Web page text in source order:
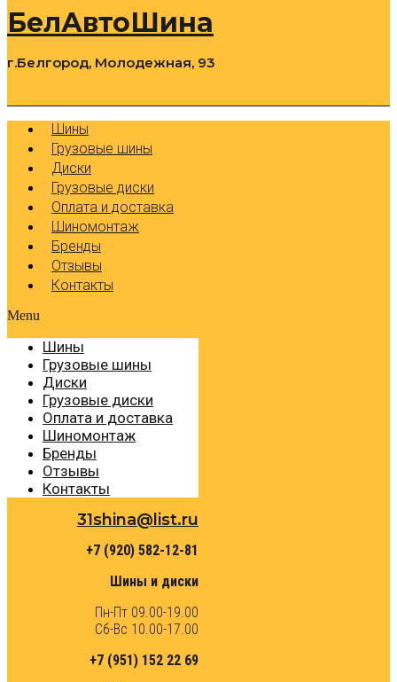
БелАвтоШина
г.Белгород, Молодежная, 93
Шины
Грузовые шины
Диски
Грузовые диски
Оплата и доставка
Шиномонтаж
Бренды
Отзывы
Контакты
Menu
Шины
Грузовые шины
Диски
Грузовые диски
Оплата и доставка
Шиномонтаж
Бренды
Отзывы
Контакты
31shina@list.ru
+7 (920) 582-12-81
Шины и диски
Пн-Пт 09.00-19.00
Сб-Вс 10.00-17.00
+7 (951) 152 22 69